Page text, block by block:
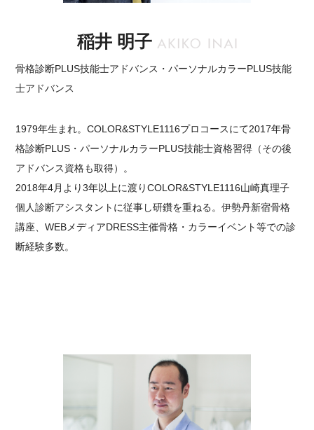
稲井 明子
骨格診断PLUS技能士アドバンス・パーソナルカラーPLUS技能
士アドバンス
1979年生まれ。COLOR&STYLE1116プロコースにて2017年骨
格診断PLUS・パーソナルカラーPLUS技能士資格習得（その後
アドバンス資格も取得）。
2018年4月より3年以上に渡りCOLOR&STYLE1116山崎真理子
個人診断アシスタントに従事し研鑽を重ねる。伊勢丹新宿骨格
講座、WEBメディアDRESS主催骨格・カラーイベント等での診
断経験多数。